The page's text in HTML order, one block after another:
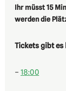
Ihr müsst 15
werden die
Tickets gibt es
– 18:00